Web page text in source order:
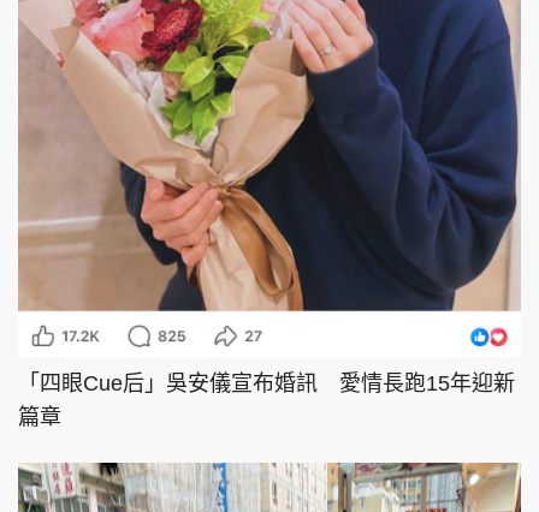
「四眼Cue后」吳安儀宣布婚訊 愛情長跑15年迎新
篇章